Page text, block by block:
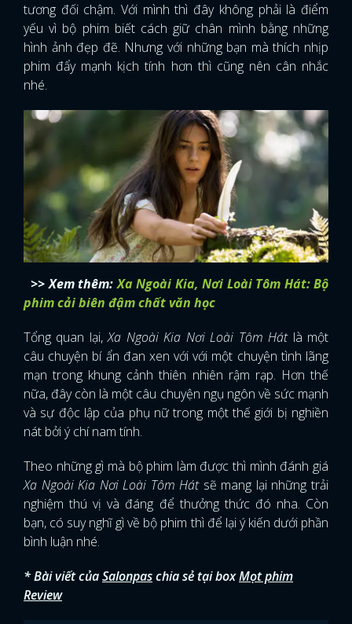
tương đối chậm. Với mình thì đây không phải là điểm
yếu vì bộ phim biết cách giữ chân mình bằng những
hình ảnh đẹp đẽ. Nhưng với những bạn mà thích nhịp
phim đẩy mạnh kịch tính hơn thì cũng nên cân nhắc
nhé.
>> Xem thêm: Xa Ngoài Kia, Nơi Loài Tôm Hát: Bộ
phim cải biên đậm chất văn học
Tổng quan lại,Xa Ngoài Kia Nơi Loài Tôm Hátlà một
câu chuyện bí ẩn đan xen với với một chuyện tình lãng
mạn trong khung cảnh thiên nhiên rậm rạp. Hơn thế
nữa, đây còn là một câu chuyện ngụ ngôn về sức mạnh
và sự độc lập của phụ nữ trong một thế giới bị nghiền
nát bởi ý chí nam tính.
Theo những gì mà bộ phim làm được thì mình đánh giá
Xa Ngoài Kia Nơi Loài Tôm Hátsẽ mang lại những trải
nghiệm thú vị và đáng để thưởng thức đó nha. Còn
bạn, có suy nghĩ gì về bộ phim thì để lại ý kiến dưới phần
bình luận nhé.
* Bài viết củaSalonpaschia sẻ tại boxMọt phim
Review